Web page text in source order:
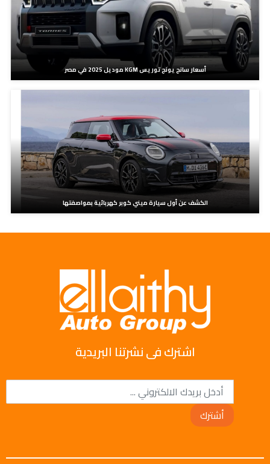
أسعار سانج يونج توريس KGM موديل 2025 في مصر
الكشف عن أول سيارة ميني كوبر كهربائية بمواصفتها
اشترك فى نشرتنا البريدية
أشترك